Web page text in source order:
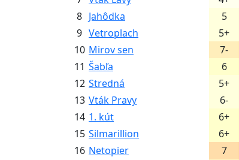
8 Jahôdka 5
9 Vetroplach 5+
10 Mirov sen 7-
11 Šabľa 6
12 Stredná 5+
13 Vták Pravy 6-
14 1. kút 6+
15 Silmarillion 6+
16 Netopier 7